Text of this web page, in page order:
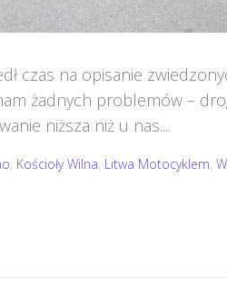
czas na opisanie
żadnych problemów –
niższa niż u nas....
, Kościoły Wilna, Litwa Motocyklem,